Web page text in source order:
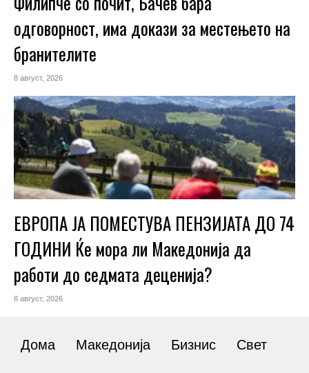
одговорност, има докази за местењето на
бранителите
8 август, 2026
ЕВРОПА ЈА ПОМЕСТУВА ПЕНЗИЈАТА ДО 74
ГОДИНИ Ќе мора ли Македонија да
работи до седмата деценија?
8 август, 2026
Дома Македонија Бизнис Свет